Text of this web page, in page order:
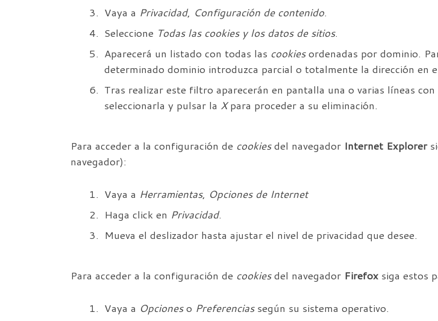
Vaya a Privacidad, Configuración de contenido.
Seleccione Todas las cookiesy los datos de sitios.
Aparecerá un listado con todas las cookiesordenadas por dominio.
determinado dominio introduzca parcial o totalmente la dirección en
Tras realizar este filtro aparecerán en pantalla una o varias líneas con
seleccionarla y pulsar la Xpara proceder a su eliminación.
Para acceder a la configuración de cookiesdel navegador Internet Explorer
navegador):
Vaya a Herramientas, Opciones de Internet
Haga click en Privacidad.
Mueva el deslizador hasta ajustar el nivel de privacidad que desee.
Para acceder a la configuración de cookiesdel navegador Firefox siga estos
Vaya a Opcioneso Preferenciassegún su sistema operativo.